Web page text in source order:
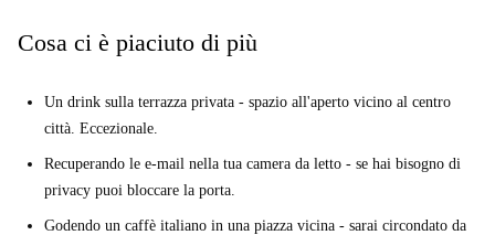
È consentito fumare, ma solo sul balcone.
Questo è un grande appartamento al 4 ° piano con 8 camere da letto in
Via Santa Maria Podone a Milano. Godetevi una splendida terrazza,
camere da letto con porte con serratura e una spaziosa cucina.
Pensiamo che questo appartamento sia l'ideale per i giovani
professionisti che non vogliono sacrificare posizione o stile. Fumatore?
Cosa ci è piaciuto di più
Un drink sulla terrazza privata - spazio all'aperto vicino al centro
città. Eccezionale.
Recuperando le e-mail nella tua camera da letto - se hai bisogno di
privacy puoi bloccare la porta.
Godendo un caffè italiano in una piazza vicina - sarai circondato da